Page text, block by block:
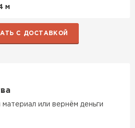
м
С ДОСТАВКОЙ
или вернём деньги
Baswool
Izolife